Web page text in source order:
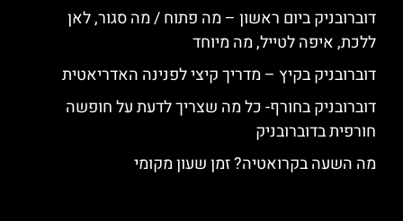
דוברובניק ביום ראשון – מה פתוח / מה סגור, לאן
ללכת, איפה לטייל, מה מיוחד
דוברובניק בקיץ – מדריך קיצי לפנינה האדריאטית
דוברובניק בחורף- כל מה שצריך לדעת על חופשה
חורפית בדוברובניק
מה השעה בקרואטיה? זמן שעון מקומי